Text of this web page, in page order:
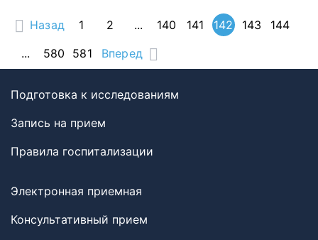
Назад 1 2 ... 140 141 142 143
144
...
580 581 Вперед
Подготовка к исследованиям
Запись на прием
Правила госпитализации
Электронная приемная
Консультативный прием